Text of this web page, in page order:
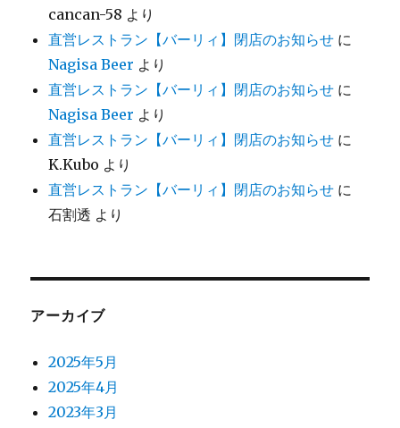
cancan-58 より
直営レストラン【バーリィ】閉店のお知らせ に
Nagisa Beer より
直営レストラン【バーリィ】閉店のお知らせ に
Nagisa Beer より
直営レストラン【バーリィ】閉店のお知らせ に
K.Kubo より
直営レストラン【バーリィ】閉店のお知らせ に
石割透 より
アーカイブ
2025年5月
2025年4月
2023年3月